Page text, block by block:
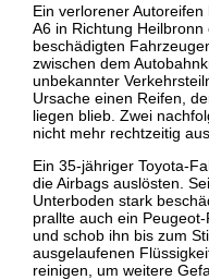
Ein verlorener
A6 in Richtung
beschädigten
zwischen dem
unbekannter
Ursache einen Reifen,
liegen blieb. Zwei
nicht mehr rechtzeitig
Ein 35-jähriger Toyota-
die Airbags auslösten.
Unterboden stark
prallte auch ein
und schob ihn bis zum
ausgelaufenen
reinigen, um weitere